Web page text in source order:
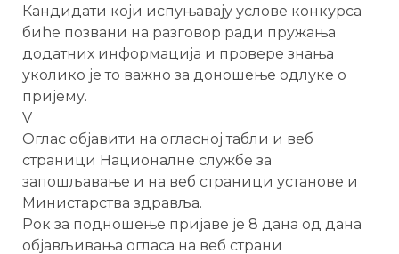
Кандидати који испуњавају услове конкурса
биће позвани на разговор ради пружања
додатних информација и провере знања
уколико је то важно за доношење одлуке о
пријему.
V
Оглас објавити на огласној табли и веб
страници Националне службе за
запошљавање и на веб страници установе и
Министарства здравља.
Рок за подношење пријаве је 8 дана од дана
објављивања огласа на веб страни